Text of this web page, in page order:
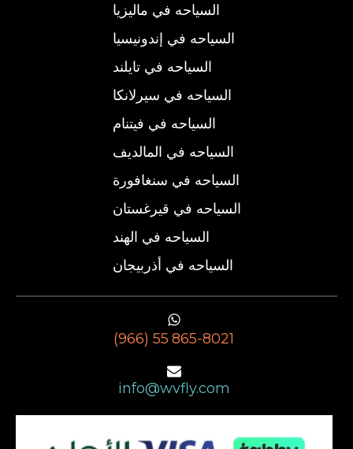
السياحه في ماليزيا
السياحه في إندونيسيا
السياحه في تايلند
السياحه في سيرلانكا
السياحه في فيتنام
السياحه في المالديف
السياحه في سنغافورة
السياحه في قيرغستان
السياحه في الهند
السياحه في أذربيجان
(966) 55 865-8021
info@wvfly.com